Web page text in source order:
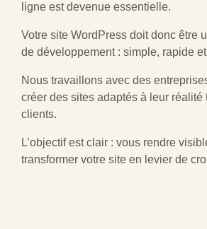
ligne est devenue essentielle.
Votre site WordPress doit donc être
de développement : simple, rapide
Nous travaillons avec des
créer des sites adaptés à leur réalité
clients.
L’objectif est clair : vous rendre
transformer votre site en levier de